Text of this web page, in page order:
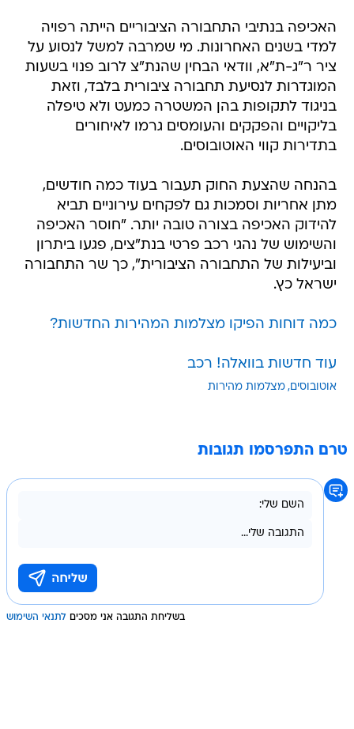
האכיפה בנתיבי התחבורה הציבוריים הייתה רפויה
למדי בשנים האחרונות. מי שמרבה למשל לנסוע על
ציר ר"ג-ת"א, וודאי הבחין שהנת"צ לרוב פנוי בשעות
המוגדרות לנסיעת תחבורה ציבורית בלבד, וזאת
בניגוד לתקופות בהן המשטרה כמעט ולא טיפלה
בליקויים והפקקים והעומסים גרמו לאיחורים
בתדירות קווי האוטובוסים.
בהנחה שהצעת החוק תעבור בעוד כמה חודשים,
מתן אחריות וסמכות גם לפקחים עירוניים תביא
להידוק האכיפה בצורה טובה יותר. "חוסר האכיפה
והשימוש של נהגי רכב פרטי בנת"צים, פגעו ביתרון
וביעילות של התחבורה הציבורית", כך שר התחבורה
ישראל כץ.
כמה דוחות הפיקו מצלמות המהירות החדשות?
עוד חדשות בוואלה! רכב
אוטובוסים מצלמות מהירות
טרם התפרסמו תגובות
בשליחת התגובה אני מסכים לתנאי השימוש